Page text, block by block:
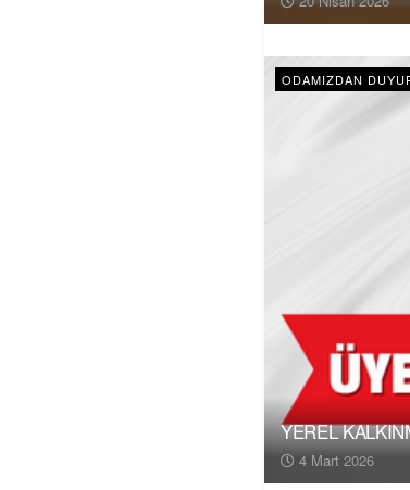
ODAMIZDAN
YEREL
4 Mart 2026